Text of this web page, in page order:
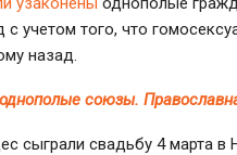
учетом того, что
назад.
союзы.
сыграли свадьбу 4 марта в